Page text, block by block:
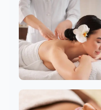
몸